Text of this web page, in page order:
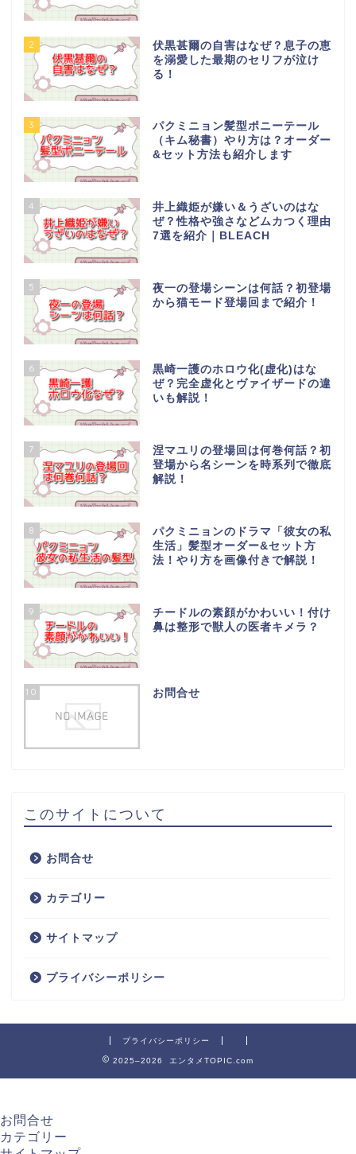
2
伏黒甚爾の自害はなぜ？息子の恵
を溺愛した最期のセリフが泣け
る！
3
パクミニョン髪型ポニーテール
（キム秘書）やり方は？オーダー
&セット方法も紹介します
4
井上織姫が嫌い＆うざいのはな
ぜ？性格や強さなどムカつく理由
7選を紹介｜BLEACH
5
夜一の登場シーンは何話？初登場
から猫モード登場回まで紹介！
6
黒崎一護のホロウ化(虚化)はな
ぜ？完全虚化とヴァイザードの違
いも解説！
7
涅マユリの登場回は何巻何話？初
登場から名シーンを時系列で徹底
解説！
8
パクミニョンのドラマ「彼女の私
生活」髪型オーダー&セット方
法！やり方を画像付きで解説！
9
チードルの素顔がかわいい！付け
鼻は整形で獣人の医者キメラ？
10 お問合せ
このサイトについて
お問合せ
カテゴリー
サイトマップ
プライバシーポリシー
プライバシーポリシー
2025–2026 エンタメTOPIC.com
お問合せ
カテゴリー